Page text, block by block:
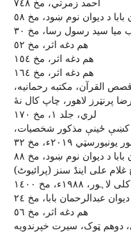
د ديوان نوم ښود، مخ ٥٨
ميا سيد رسول رسا، مخ ٣٠
هم دغه اثر، مخ ٥٢
هم دغه اثر، مخ ١٥٤
هم دغه اثر، مخ ١٦٤
القرآن، مکتبه رحمانيه،
پرنټرز لاهور، چاپ کال نۀ
لري، جلد ١، مخ ١٧٠
کښې ځينې مذکور شخصيات،
٢٠١٩ء، مخ ٣٢
د ديوان نوم ښود، مخ ٨٨
غلام علی اینڈ سنز (پرائیوٹ)
١٩٨٨ء، مخ ١٤٠٠
ديوان عبدالرحمان بابا، مخ ٢٤
هم دغه اثر، مخ ٥٦
دوهم ټوک، سيرت خپرندويه